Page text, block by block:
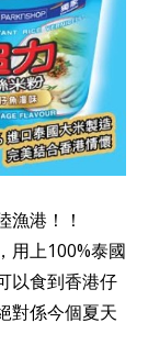
漁港！！
用上100%泰國
以食到香港仔
對係今個夏天